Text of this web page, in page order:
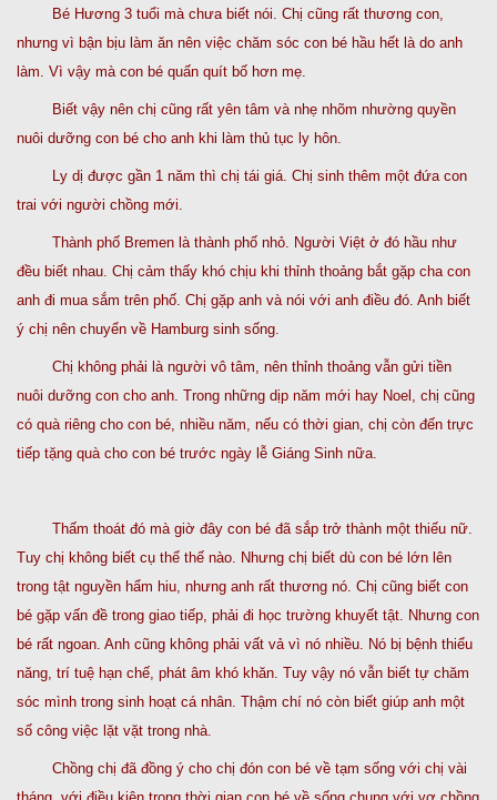
Bé Hương 3 tuổi mà chưa biết nói. Chị cũng rất thương con,
nhưng vì bận bịu làm ăn nên việc chăm sóc con bé hầu hết là do anh
làm. Vì vậy mà con bé quấn quít bố hơn mẹ.
Biết vậy nên chị cũng rất yên tâm và nhẹ nhõm nhường quyền
nuôi dưỡng con bé cho anh khi làm thủ tục ly hôn.
Ly dị được gần 1 năm thì chị tái giá. Chị sinh thêm một đứa con
trai với người chồng mới.
Thành phố Bremen là thành phố nhỏ. Người Việt ở đó hầu như
đều biết nhau. Chị cảm thấy khó chịu khi thỉnh thoảng bắt gặp cha con
anh đi mua sắm trên phố. Chị gặp anh và nói với anh điều đó. Anh biết
ý chị nên chuyển về Hamburg sinh sống.
Chị không phải là người vô tâm, nên thỉnh thoảng vẫn gửi tiền
nuôi dưỡng con cho anh. Trong những dịp năm mới hay Noel, chị cũng
có quà riêng cho con bé, nhiều năm, nếu có thời gian, chị còn đến trực
tiếp tặng quà cho con bé trước ngày lễ Giáng Sinh nữa.
Thấm thoát đó mà giờ đây con bé đã sắp trở thành một thiếu nữ.
Tuy chị không biết cụ thể thế nào. Nhưng chị biết dù con bé lớn lên
trong tật nguyền hẩm hiu, nhưng anh rất thương nó. Chị cũng biết con
bé gặp vấn đề trong giao tiếp, phải đi học trường khuyết tật. Nhưng con
bé rất ngoan. Anh cũng không phải vất vả vì nó nhiều. Nó bị bệnh thiểu
năng, trí tuệ hạn chế, phát âm khó khăn. Tuy vậy nó vẫn biết tự chăm
sóc mình trong sinh hoạt cá nhân. Thậm chí nó còn biết giúp anh một
số công việc lặt vặt trong nhà.
Chồng chị đã đồng ý cho chị đón con bé về tạm sống với chị vài